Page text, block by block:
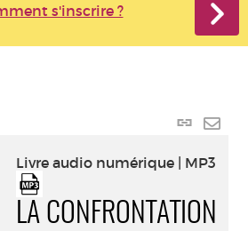
s'inscrire ?
Lien
par
Livre audio numérique | MP3
LA CONFRONTATION